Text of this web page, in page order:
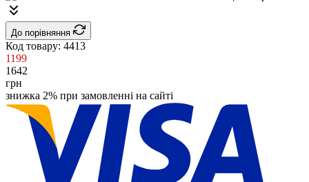
До порівняння
Код товару: 4413
1199
1642
грн
знижка 2% при замовленні на сайті